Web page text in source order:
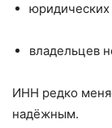
владельцев
ИНН редко
надёжным.